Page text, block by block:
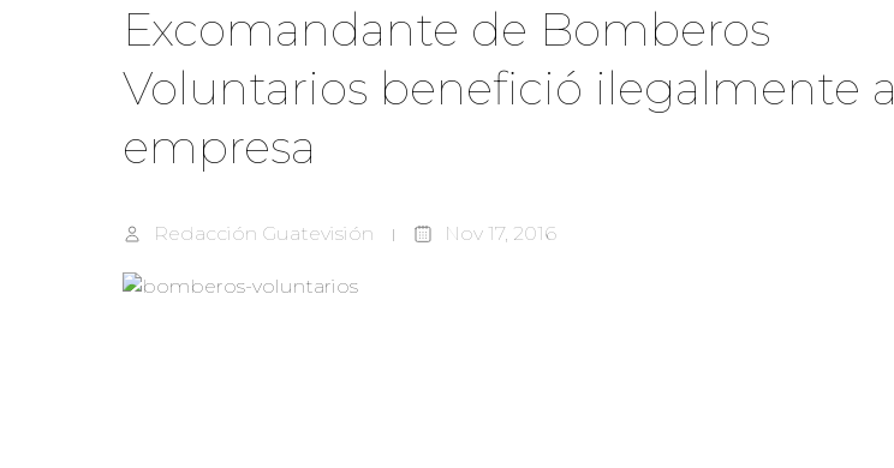
Excomandante de Bomberos
Voluntarios benefició ilegalmente a
empresa
Redacción Guatevisión Nov 17, 2016